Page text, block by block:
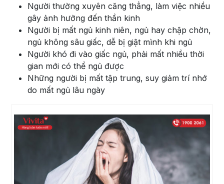
Người thường xuyên căng thẳng, làm việc nhiều
gây ảnh hưởng đến thần kinh
Người bị mất ngủ kinh niên, ngủ hay chập chờn,
ngủ không sâu giấc, dễ bị giật mình khi ngủ
Người khó đi vào giấc ngủ, phải mất nhiều thời
gian mới có thể ngủ được
Những người bị mất tập trung, suy giảm trí nhớ
do mất ngủ lâu ngày